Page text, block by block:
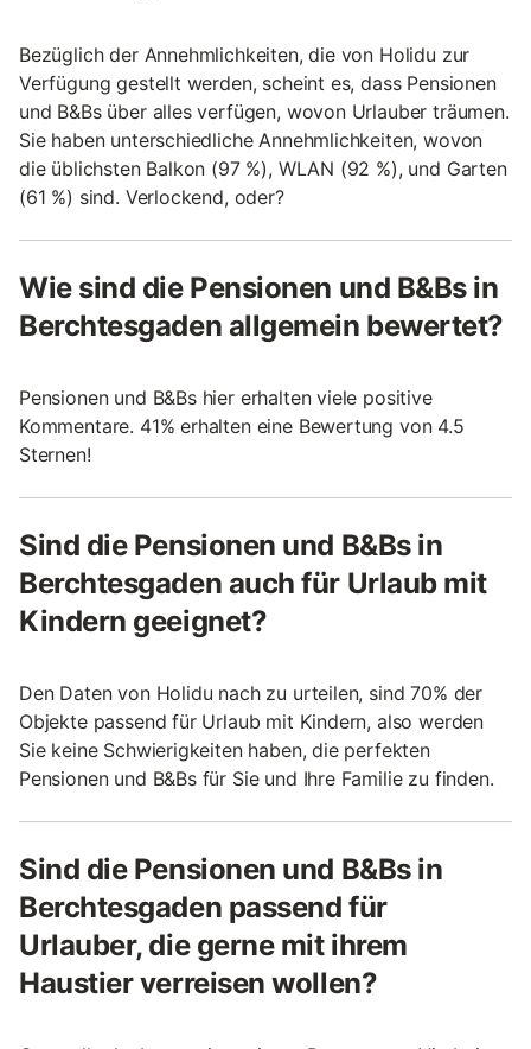
Bezüglich der Annehmlichkeiten, die von Holidu zur
Verfügung gestellt werden, scheint es, dass Pensionen
und B&Bs über alles verfügen, wovon Urlauber träumen.
Sie haben unterschiedliche Annehmlichkeiten, wovon
die üblichsten Balkon (97 %), WLAN (92 %), und Garten
(61 %) sind. Verlockend, oder?
Wie sind die Pensionen und B&Bs in
Berchtesgaden allgemein bewertet?
Pensionen und B&Bs hier erhalten viele positive
Kommentare. 41% erhalten eine Bewertung von 4.5
Sternen!
Sind die Pensionen und B&Bs in
Berchtesgaden auch für Urlaub mit
Kindern geeignet?
Den Daten von Holidu nach zu urteilen, sind 70% der
Objekte passend für Urlaub mit Kindern, also werden
Sie keine Schwierigkeiten haben, die perfekten
Pensionen und B&Bs für Sie und Ihre Familie zu finden.
Sind die Pensionen und B&Bs in
Berchtesgaden passend für
Urlauber, die gerne mit ihrem
Haustier verreisen wollen?